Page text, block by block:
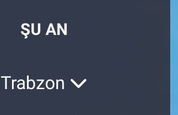
ŞU AN
Trabzon